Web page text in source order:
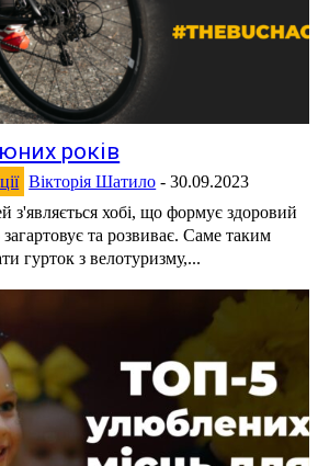
років
Вікторія Шатило - 30.09.2023
з'являється хобі, що формує здоровий
та розвиває. Саме таким
гурток з велотуризму,...